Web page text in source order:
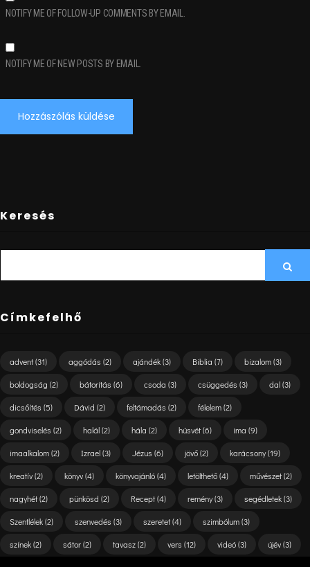
NOTIFY ME OF FOLLOW-UP COMMENTS BY EMAIL.
NOTIFY ME OF NEW POSTS BY EMAIL.
Keresés
Címkefelhő
advent(31) aggódás (2) ajándék(3) Biblia (7) bizalom(3)
boldogság (2) bátorítás (6) csoda (3) csüggedés (3) dal(3)
dicsőítés (5) Dávid (2) feltámadás (2) félelem(2)
gondviselés (2) halál(2) hála (2) húsvét(6) ima (9)
imaalkalom(2) Izrael(3) Jézus (6) jövő(2) karácsony(19)
kreatív(2) könyv(4) könyvajánló(4) letölthető(4) művészet(2)
nagyhét(2) pünkösd (2) Recept(4) remény(3) segédletek(3)
Szentlélek(2) szenvedés (3) szeretet(4) szimbólum(3)
színek(2) sátor(2) tavasz(2) vers (12) videó(3) újév(3)